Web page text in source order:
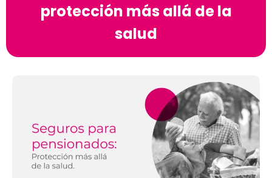
protección más allá de la
salud